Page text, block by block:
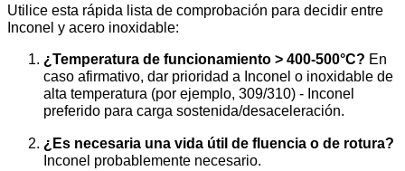
Utilice esta rápida lista de comprobación para decidir entre
Inconel y acero inoxidable:
¿Temperatura de funcionamiento > 400-500°C? En
caso afirmativo, dar prioridad a Inconel o inoxidable de
alta temperatura (por ejemplo, 309/310) - Inconel
preferido para carga sostenida/desaceleración.
¿Es necesaria una vida útil de fluencia o de rotura?
Inconel probablemente necesario.